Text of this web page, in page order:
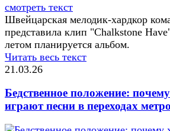
смотреть текст
Швейцарская мелодик-хардкор
представила клип "Chalkstone
летом планируется альбом.
Читать весь текст
21.03.26
Бедственное положение:
играют песни в переходах метро